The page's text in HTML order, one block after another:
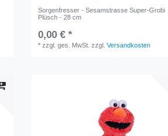
Sorgenfresser - Sesamstrasse Super-Grobi
Plüsch - 28 cm
0,00 € *
*zzgl. ges. MwSt. zzgl.Versandkosten